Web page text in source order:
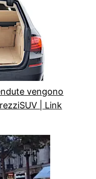
vengono
SUV | Link